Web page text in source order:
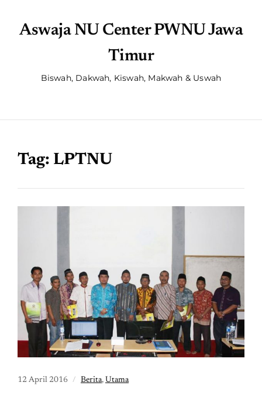
Aswaja NU Center PWNU Jawa
Timur
Biswah, Dakwah, Kiswah, Makwah & Uswah
Tag: LPTNU
12 April 2016 Berita, Utama